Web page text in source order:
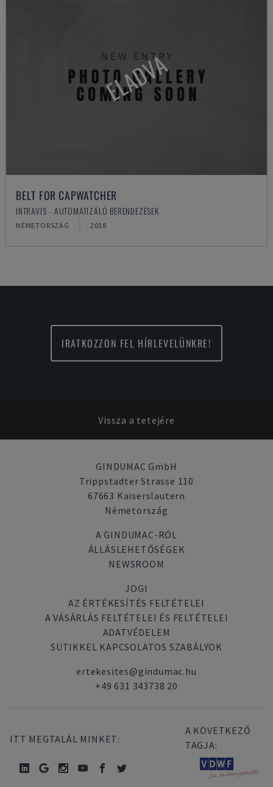
ELADVA
BELT FOR CAPWATCHER
INTRAVIS - AUTOMATIZÁLÓ BERENDEZÉSEK
NÉMETORSZÁG 2018
IRATKOZZON FEL HÍRLEVELÜNKRE!
Vissza a tetejére
GINDUMAC GmbH
Trippstadter Strasse 110
67663 Kaiserslautern
Németország
A GINDUMAC-RÓL
ÁLLÁSLEHETŐSÉGEK
NEWSROOM
JOGI
AZ ÉRTÉKESÍTÉS FELTÉTELEI
A VÁSÁRLÁS FELTÉTELEI ÉS FELTÉTELEI
ADATVÉDELEM
SÜTIKKEL KAPCSOLATOS SZABÁLYOK
ertekesites@gindumac.hu
+49 631 343738 20
ITT MEGTALÁL MINKET:
A KÖVETKEZŐ
TAGJA: